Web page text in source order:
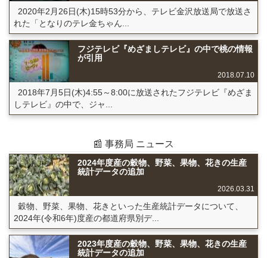
2020年2月26日(木)15時53分から、テレビ金沢放送局で放送さ
れた「となりのテレ金ちゃん...
フジテレビ『めざましテレビ』の中で桃の情報
が引用
2018.07.10
2018年7月5日(木)4:55～8:00に放送されたフジテレビ『めざま
しテレビ』の中で、ジャ...
📰 事務局 ニュース
2024年度産の穀物、野菜、果物、花きの生産
統計データの追加
2026.03.31
穀物、野菜、果物、花きといった生産統計データについて、
2024年(令和6年)度産の都道府県別デ...
2023年度産の穀物、野菜、果物、花きの生産
統計データの追加